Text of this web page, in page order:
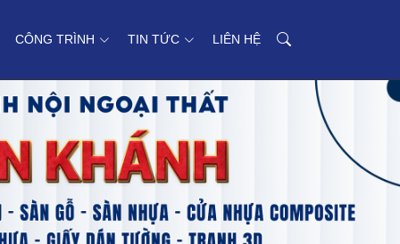
CÔNG TRÌNH TIN TỨC LIÊN HỆ